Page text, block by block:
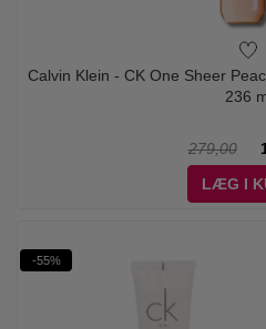
Calvin Klein - CK One Sheer
236
279,00
LÆG I
-55%